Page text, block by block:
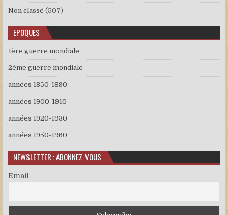
Non classé (507)
EPOQUES
1ère guerre mondiale
2ème guerre mondiale
années 1850-1890
années 1900-1910
années 1920-1930
années 1950-1960
NEWSLETTER : ABONNEZ-VOUS
Email